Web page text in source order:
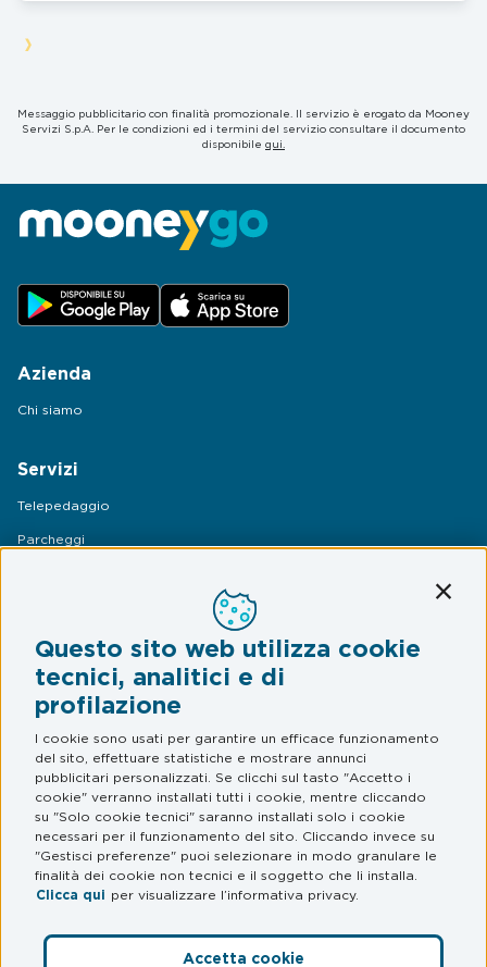
Questo sito web utilizza cookie
tecnici, analitici e di
profilazione
I cookie sono usati per garantire un efficace funzionamento
del sito, effettuare statistiche e mostrare annunci
pubblicitari personalizzati. Se clicchi sul tasto "Accetto i
cookie" verranno installati tutti i cookie, mentre cliccando
su "Solo cookie tecnici" saranno installati solo i cookie
necessari per il funzionamento del sito. Cliccando invece su
"Gestisci preferenze" puoi selezionare in modo granulare le
finalità dei cookie non tecnici e il soggetto che li installa.
Clicca qui per visualizzare l’informativa privacy.
Accetta cookie
Messaggio pubblicitario con finalità promozionale. Il servizio è erogato da Mooney
Servizi S.p.A. Per le condizioni ed i termini del servizio consultare il documento
disponibile qui.
Azienda
Chi siamo
Servizi
Telepedaggio
Parcheggi
Legal & Privacy
Termini e condizioni
Informativa privacy
Web Privacy e Cookie Policy
FAQ
Domande frequenti